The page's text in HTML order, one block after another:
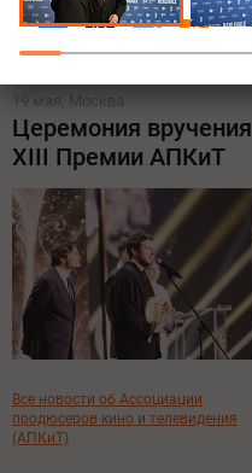
Все новости о премии Белый слон
19 мая, Москва
Церемония вручения
XIII Премии АПКиТ
Все новости об Ассоциации
продюсеров кино и телевидения
(АПКиТ)